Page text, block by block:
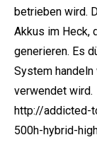
betrieben wird.
Akkus im Heck,
generieren. Es
System
verwendet wird.
http://
500h-hybrid-